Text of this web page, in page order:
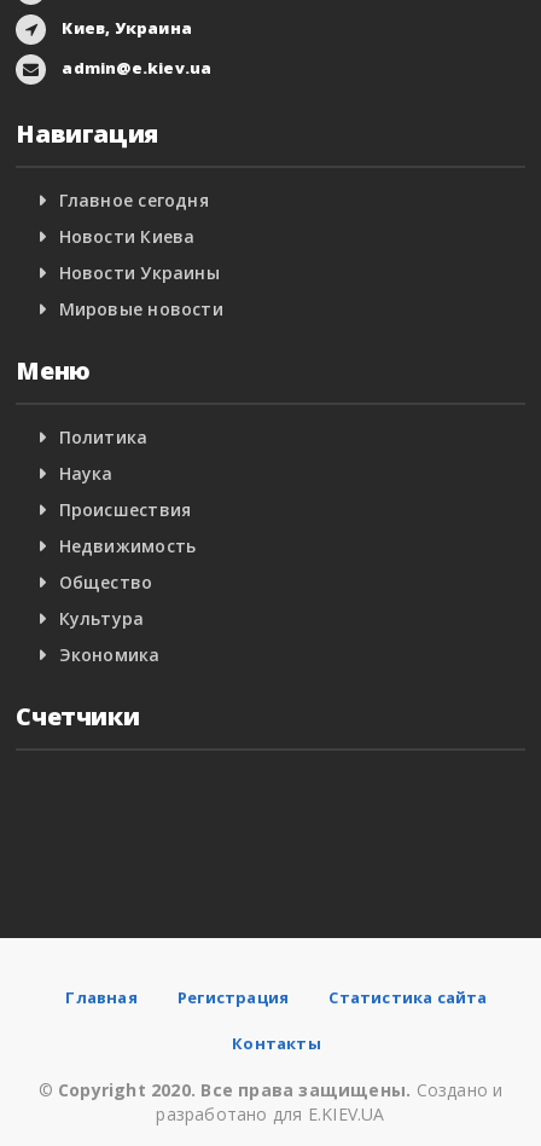
Киев, Украина
admin@e.kiev.ua
Навигация
Главное сегодня
Новости Киева
Новости Украины
Мировые новости
Меню
Политика
Наука
Происшествия
Недвижимость
Общество
Культура
Экономика
Счетчики
Главная Регистрация Статистика сайта
Контакты
© Copyright 2020. Все права защищены. Создано и
разработано для E.KIEV.UA